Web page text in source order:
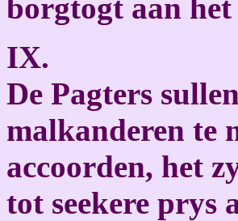
borgtogt aan het
IX.
De Pagters
malkanderen te
accoorden, het
tot seekere prys